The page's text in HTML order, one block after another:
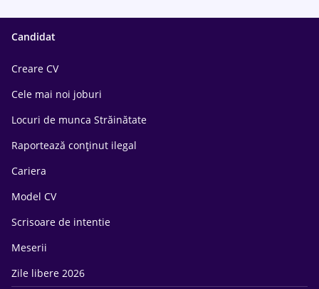
Candidat
Creare CV
Cele mai noi joburi
Locuri de munca Străinătate
Raportează conținut ilegal
Cariera
Model CV
Scrisoare de intentie
Meserii
Zile libere 2026